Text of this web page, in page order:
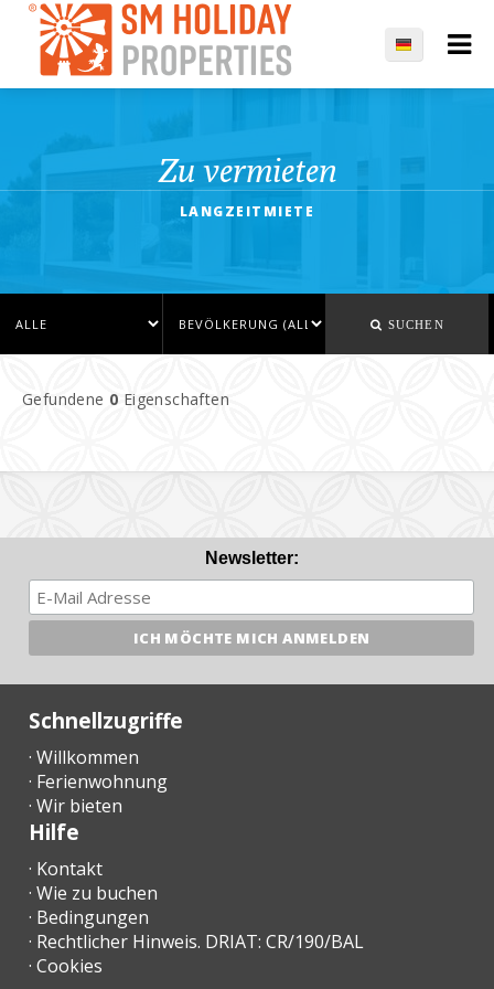
Zu vermieten
LANGZEITMIETE
SUCHEN
Gefundene 0 Eigenschaften
Newsletter:
Schnellzugriffe
· Willkommen
· Ferienwohnung
· Wir bieten
Hilfe
· Kontakt
· Wie zu buchen
· Bedingungen
· Rechtlicher Hinweis. DRIAT: CR/190/BAL
· Cookies